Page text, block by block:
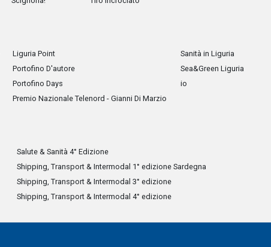
Liguria Point
Portofino D'autore
Portofino Days
Premio Nazionale Telenord - Gianni Di Marzio
Sanità in Liguria
Sea&Green Liguria
io
Salute & Sanità 4° Edizione
Shipping, Transport & Intermodal 1° edizione Sardegna
Shipping, Transport & Intermodal 3° edizione
Shipping, Transport & Intermodal 4° edizione